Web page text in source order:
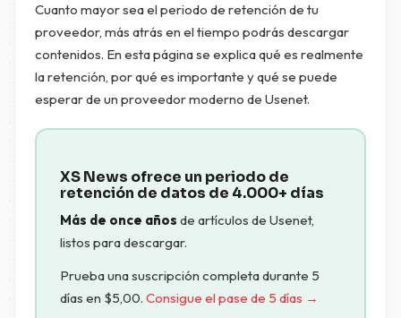
Cuanto mayor sea el periodo de retención de tu
proveedor, más atrás en el tiempo podrás descargar
contenidos. En esta página se explica qué es realmente
la retención, por qué es importante y qué se puede
esperar de un proveedor moderno de Usenet.
XS News ofrece un periodo de
retención de datos de 4.000+ días
Más de once años de artículos de Usenet,
listos para descargar.
Prueba una suscripción completa durante 5
días en $5,00. Consigue el pase de 5 días →